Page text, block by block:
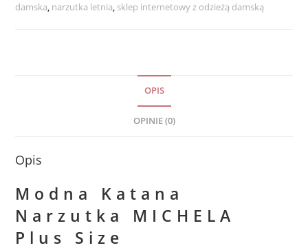
damska, narzutka letnia, sklep internetowy z odzieżą damską
OPIS
OPINIE (0)
Opis
Modna Katana
Narzutka MICHELA
Plus Size